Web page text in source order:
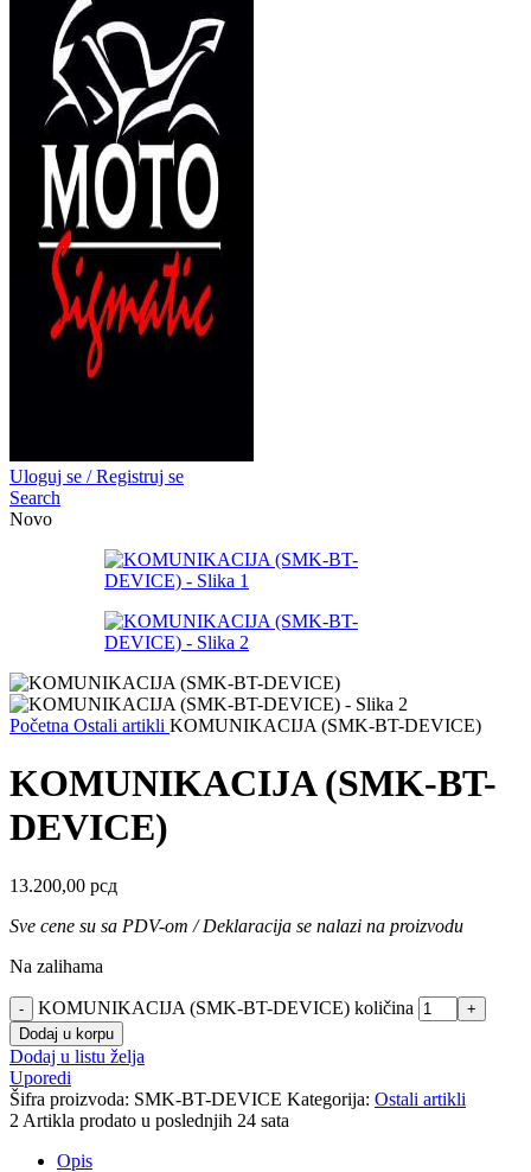
Uloguj se / Registruj se
Search
Novo
Početna Ostali artikli KOMUNIKACIJA (SMK-BT-DEVICE)
KOMUNIKACIJA (SMK-BT-
DEVICE)
13.200,00 рсд
Sve cene su sa PDV-om / Deklaracija se nalazi na proizvodu
Na zalihama
KOMUNIKACIJA (SMK-BT-DEVICE) količina
Dodaj u korpu
Dodaj u listu želja
Uporedi
Šifra proizvoda: SMK-BT-DEVICE Kategorija: Ostali artikli
2 Artikla prodato u poslednjih 24 sata
Opis